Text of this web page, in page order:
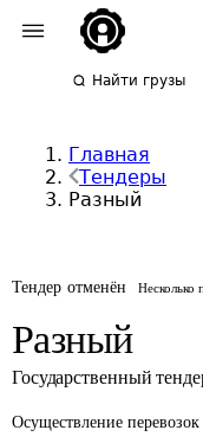
Найти грузы
Главная
Тендеры
Разный
Тендер отменён Несколько
Разный
Государственный
Осуществление перевозок